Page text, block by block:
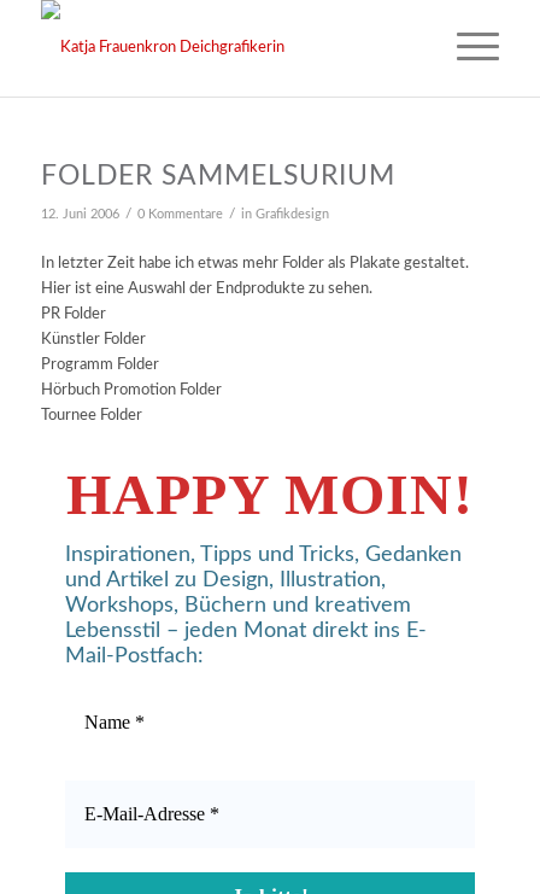
FOLDER SAMMELSURIUM
12. Juni 2006 / 0 Kommentare / in Grafikdesign
In letzter Zeit habe ich etwas mehr Folder als Plakate gestaltet.
Hier ist eine Auswahl der Endprodukte zu sehen.
PR Folder
Künstler Folder
Programm Folder
Hörbuch Promotion Folder
Tournee Folder
HAPPY MOIN!
Inspirationen, Tipps und Tricks, Gedanken
und Artikel zu Design, Illustration,
Workshops, Büchern und kreativem
Lebensstil – jeden Monat direkt ins E-
Mail-Postfach: